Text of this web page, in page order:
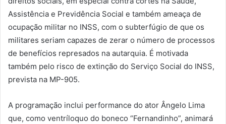
Assistência e Previdência Social e também ameaça de
ocupação militar no INSS, com o subterfúgio de que os
militares seriam capazes de zerar o número de processos
de benefícios represados na autarquia. É motivada
também pelo risco de extinção do Serviço Social do INSS,
prevista na MP-905.
A programação inclui performance do ator Ângelo Lima
que, como ventríloquo do boneco “Fernandinho”, animará